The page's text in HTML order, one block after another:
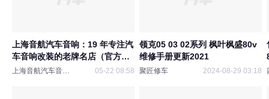
上海音航汽车音响：19 年专注汽
车音响改装的老牌名店（官方信
息全澄清）
上海音航汽车音响改装 05-22 08:58
领克05 03 02系列 枫叶枫盛80v
维修手册更新2021
聚匠修车 2024-08-29 03:18